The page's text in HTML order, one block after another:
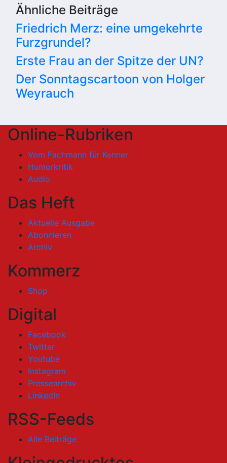
Ähnliche Beiträge
Friedrich Merz: eine umgekehrte
Furzgrundel?
Erste Frau an der Spitze der UN?
Der Sonntagscartoon von Holger
Weyrauch
Online-Rubriken
Vom Fachmann für Kenner
Humorkritik
Audio
Das Heft
Aktuelle Ausgabe
Abonnieren
Archiv
Kommerz
Shop
Digital
Facebook
Twitter
Youtube
Instagram
Pressearchiv
LinkedIn
RSS-Feeds
Alle Beiträge